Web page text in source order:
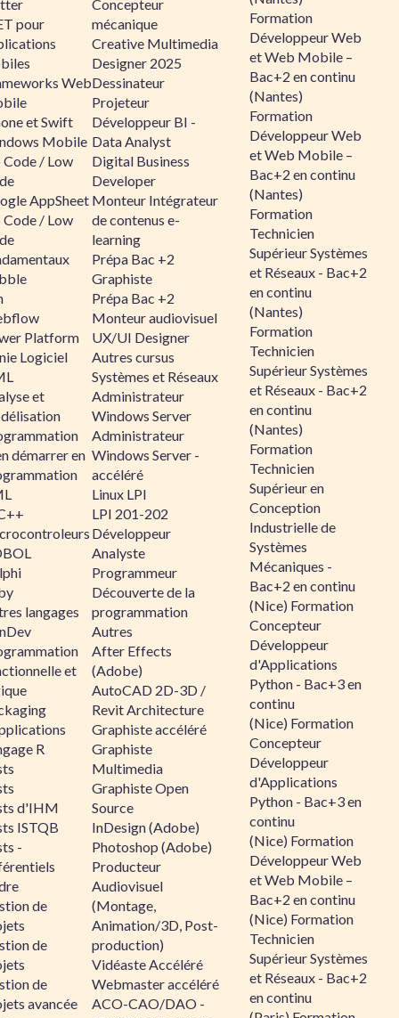
pour
Web
et Swift
Mobile
/ Low
AppSheet
/ Low
Platform
Logiciel
et
démarrer en
langages
et
R
d'IHM
ISTQB
-
de
de
de
avancée
Concepteur
mécanique
Creative Multimedia
Designer 2025
Dessinateur
Projeteur
Développeur BI -
Data Analyst
Digital Business
Developer
Monteur Intégrateur
de contenus e-
learning
Prépa Bac +2
Graphiste
Prépa Bac +2
Monteur audiovisuel
UX/UI Designer
Autres cursus
Systèmes et Réseaux
Administrateur
Windows Server
Administrateur
Windows Server -
accéléré
Linux LPI
LPI 201-202
Développeur
Analyste
Programmeur
Découverte de la
programmation
Autres
After Effects
(Adobe)
AutoCAD 2D-3D /
Revit Architecture
Graphiste accéléré
Graphiste
Multimedia
Graphiste Open
Source
InDesign (Adobe)
Photoshop (Adobe)
Producteur
Audiovisuel
(Montage,
Animation/3D, Post-
production)
Vidéaste Accéléré
Webmaster accéléré
ACO-CAO/DAO -
Formation
Développeur Web
et Web Mobile –
Bac+2 en continu
(Nantes)
Formation
Développeur Web
et Web Mobile –
Bac+2 en continu
(Nantes)
Formation
Technicien
Supérieur Systèmes
et Réseaux - Bac+2
en continu
(Nantes)
Formation
Technicien
Supérieur Systèmes
et Réseaux - Bac+2
en continu
(Nantes)
Formation
Technicien
Supérieur en
Conception
Industrielle de
Systèmes
Mécaniques -
Bac+2 en continu
(Nice) Formation
Concepteur
Développeur
d'Applications
Python - Bac+3 en
continu
(Nice) Formation
Concepteur
Développeur
d'Applications
Python - Bac+3 en
continu
(Nice) Formation
Développeur Web
et Web Mobile –
Bac+2 en continu
(Nice) Formation
Technicien
Supérieur Systèmes
et Réseaux - Bac+2
en continu